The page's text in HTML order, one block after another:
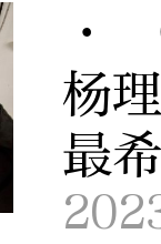
·
杨
最